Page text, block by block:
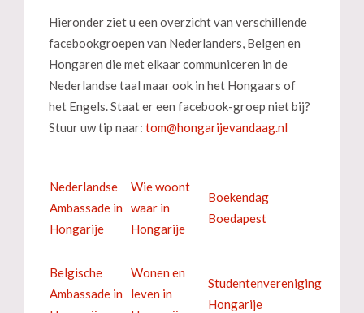
Hieronder ziet u een overzicht van verschillende
facebookgroepen van Nederlanders, Belgen en
Hongaren die met elkaar communiceren in de
Nederlandse taal maar ook in het Hongaars of
het Engels. Staat er een facebook-groep niet bij?
Stuur uw tip naar:
Nederlandse
Ambassade in
Hongarije
Wie woont
waar in
Hongarije
Boekendag
Boedapest
Belgische
Ambassade in
Wonen en
leven in
Studentenvereniging
Hongarije